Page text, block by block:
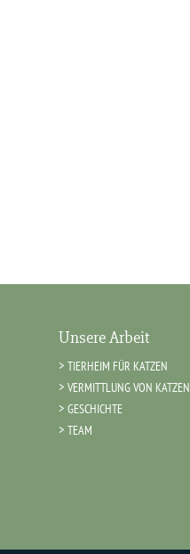
Unsere Arbeit
TIERHEIM FÜR KATZEN
VERMITTLUNG VON KATZEN
GESCHICHTE
TEAM